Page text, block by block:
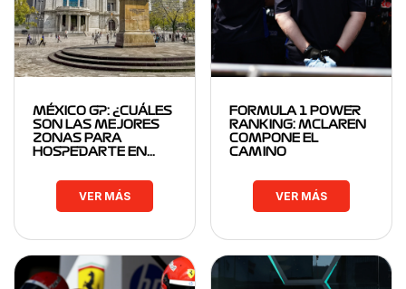
MÉXICO GP: ¿CUÁLES
SON LAS MEJORES
ZONAS PARA
HOSPEDARTE EN…
VER MÁS
FORMULA 1 POWER
RANKING: MCLAREN
COMPONE EL
CAMINO
VER MÁS